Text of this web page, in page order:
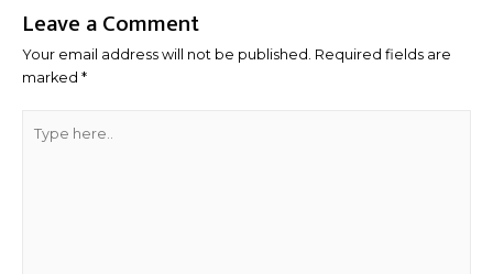
Leave a Comment
Your email address will not be published. Required fields are
marked *
here..